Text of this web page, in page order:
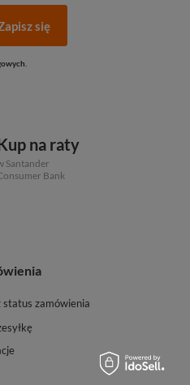
się
na raty
Santander
Bank
status zamówienia